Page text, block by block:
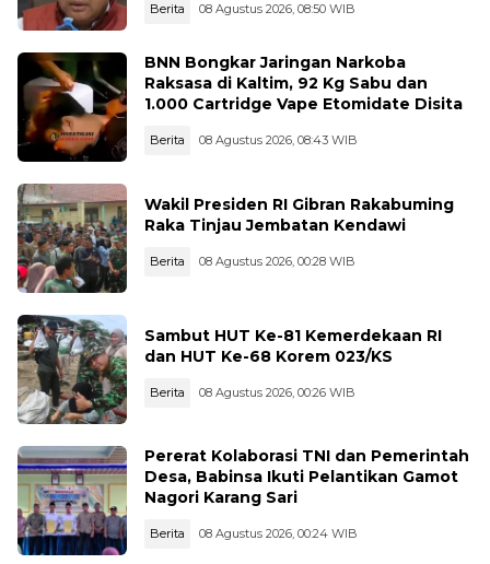
Berita 08 Agustus 2026, 08:50 WIB
BNN Bongkar Jaringan Narkoba
Raksasa di Kaltim, 92 Kg Sabu dan
1.000 Cartridge Vape Etomidate Disita
Berita 08 Agustus 2026, 08:43 WIB
Wakil Presiden RI Gibran Rakabuming
Raka Tinjau Jembatan Kendawi
Berita 08 Agustus 2026, 00:28 WIB
Sambut HUT Ke-81 Kemerdekaan RI
dan HUT Ke-68 Korem 023/KS
Berita 08 Agustus 2026, 00:26 WIB
Pererat Kolaborasi TNI dan Pemerintah
Desa, Babinsa Ikuti Pelantikan Gamot
Nagori Karang Sari
Berita 08 Agustus 2026, 00:24 WIB